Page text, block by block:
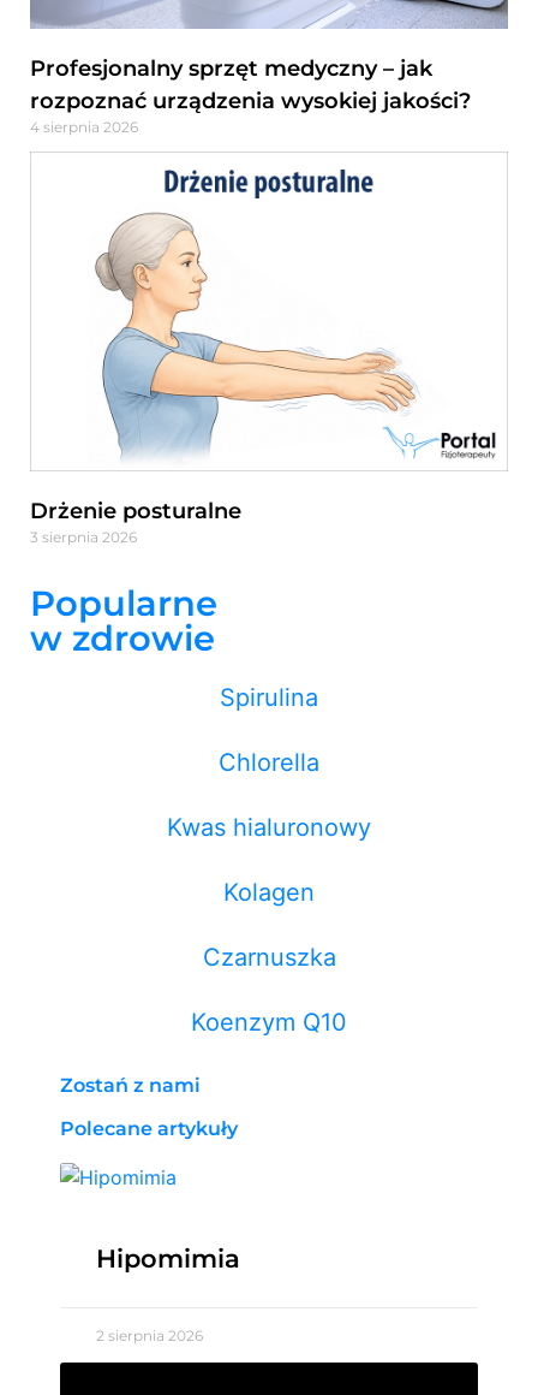
Profesjonalny sprzęt medyczny – jak
rozpoznać urządzenia wysokiej jakości?
4 sierpnia 2026
Drżenie posturalne
3 sierpnia 2026
Popularne
w zdrowie
Spirulina
Chlorella
Kwas hialuronowy
Kolagen
Czarnuszka
Koenzym Q10
Zostań z nami
Polecane artykuły
Hipomimia
2 sierpnia 2026